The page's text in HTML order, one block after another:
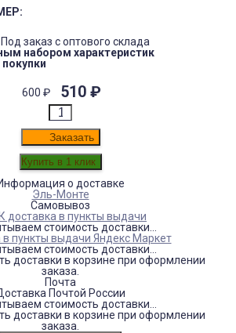
Под заказ с оптового склада
набором характеристик
600 ₽ 510 ₽
Заказать
о доставке
Эль-Монте
Самовывоз
доставка в пункты выдачи
стоимость доставки...
в пункты выдачи Яндекс Маркет
стоимость доставки...
доставки в корзине при оформлении
заказа.
Почта
Почтой России
стоимость доставки...
доставки в корзине при оформлении
заказа.